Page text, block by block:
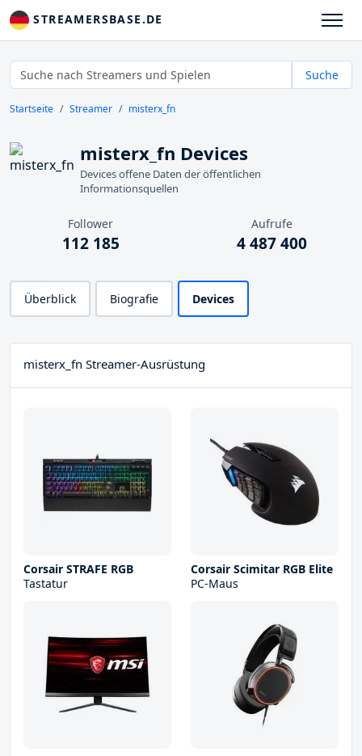
STREAMERSBASE.DE
Suche
Startseite Streamer misterx_fn
misterx_fn Devices
Devices offene Daten der öffentlichen
Informationsquellen
Follower
112 185
Aufrufe
4 487 400
Überblick Biografie Devices
misterx_fn Streamer-Ausrüstung
Corsair STRAFE RGB
Tastatur
Corsair Scimitar RGB Elite
PC-Maus